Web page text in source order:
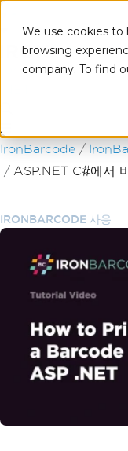
We use cookies
browsing
company. To find
푸터 콘텐츠로 바로가
IronBarcode
ASP.NET C#에서
IRONBARCODE 사용